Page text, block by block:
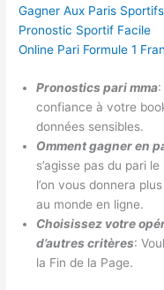
Gagner Aux Paris
Pronostic Sportif Facile
Online Pari Formule 1
Pronostics pari mma
confiance à votre
données sensibles.
Omment gagner en
s’agisse pas du pari
l’on vous donnera
au monde en ligne.
Choisissez votre
d’autres critères:
la Fin de la Page.